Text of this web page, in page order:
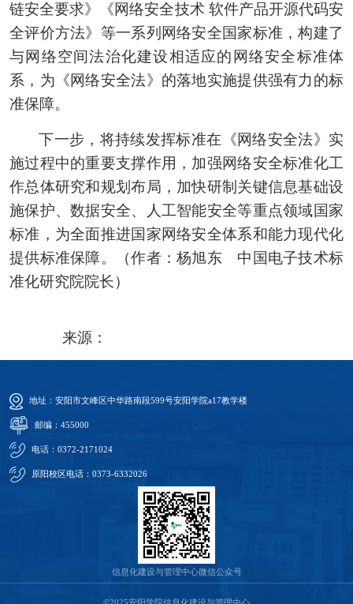
链安全要求》《网络安全技术 软件产品开源代码安
全评价方法》等一系列网络安全国家标准，构建了
与网络空间法治化建设相适应的网络安全标准体
系，为《网络安全法》的落地实施提供强有力的标
准保障。
下一步，将持续发挥标准在《网络安全法》实
施过程中的重要支撑作用，加强网络安全标准化工
作总体研究和规划布局，加快研制关键信息基础设
施保护、数据安全、人工智能安全等重点领域国家
标准，为全面推进国家网络安全体系和能力现代化
提供标准保障。（作者：杨旭东 中国电子技术标
准化研究院院长）
来源：
地址：安阳市文峰区中华路南段599号安阳学院a17教学楼
邮编：455000
电话：0372-2171024
原阳校区电话：0373-6332026
信息化建设与管理中心微信公众号